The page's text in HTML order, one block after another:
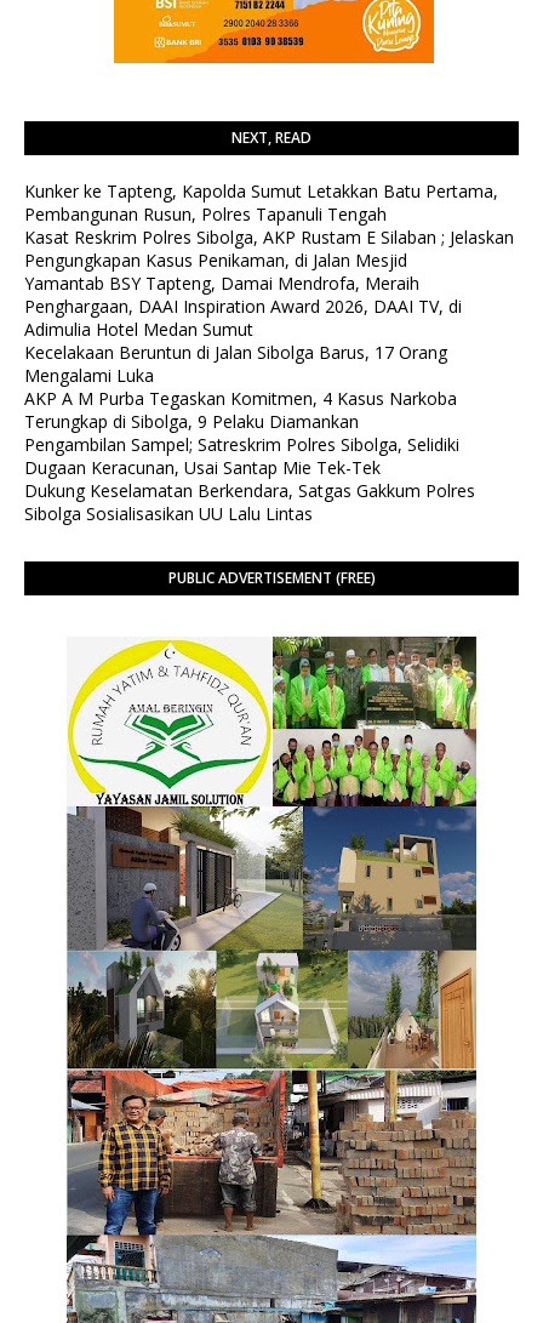
NEXT, READ
Kunker ke Tapteng, Kapolda Sumut Letakkan Batu Pertama,
Pembangunan Rusun, Polres Tapanuli Tengah
Kasat Reskrim Polres Sibolga, AKP Rustam E Silaban ; Jelaskan
Pengungkapan Kasus Penikaman, di Jalan Mesjid
Yamantab BSY Tapteng, Damai Mendrofa, Meraih
Penghargaan, DAAI Inspiration Award 2026, DAAI TV, di
Adimulia Hotel Medan Sumut
Kecelakaan Beruntun di Jalan Sibolga Barus, 17 Orang
Mengalami Luka
AKP A M Purba Tegaskan Komitmen, 4 Kasus Narkoba
Terungkap di Sibolga, 9 Pelaku Diamankan
Pengambilan Sampel; Satreskrim Polres Sibolga, Selidiki
Dugaan Keracunan, Usai Santap Mie Tek-Tek
Dukung Keselamatan Berkendara, Satgas Gakkum Polres
Sibolga Sosialisasikan UU Lalu Lintas
PUBLIC ADVERTISEMENT (FREE)